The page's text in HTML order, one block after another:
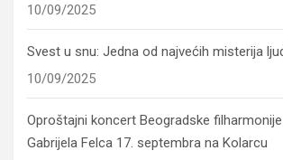
10/09/2025
Svest u snu: Jedna od najvećih misterija
10/09/2025
Oproštajni koncert Beogradske
Gabrijela Felca 17. septembra na Kolarcu